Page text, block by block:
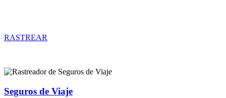
RASTREAR
Seguros de Viaje